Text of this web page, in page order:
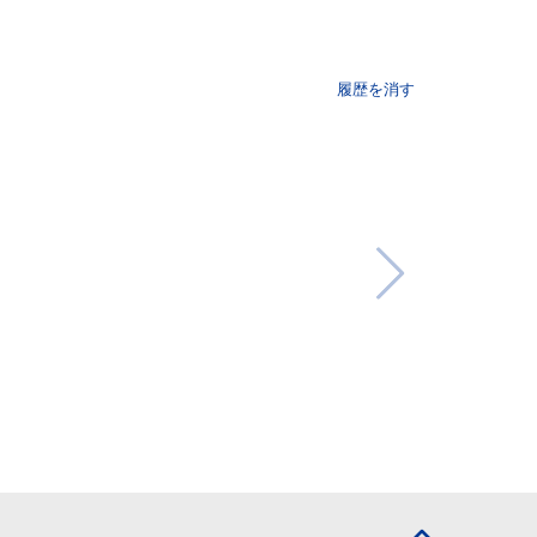
履歴を消す